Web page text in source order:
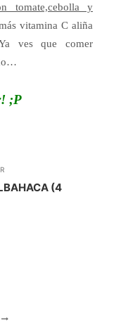
tomate,cebolla y
vitamina C aliña
ves que comer
;P
(4